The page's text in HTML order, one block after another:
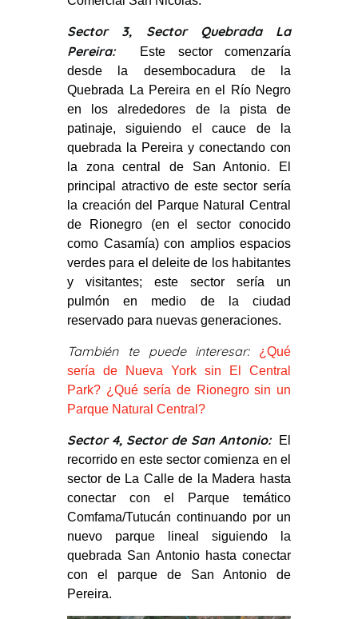
Sector 3, Sector Quebrada La
Pereira:
Este sector comenzaría
desde la desembocadura de la
Quebrada La Pereira en el Río Negro
en los alrededores de la pista de
patinaje, siguiendo el cauce de la
quebrada la Pereira y conectando con
la zona central de San Antonio. El
principal atractivo de este sector sería
la creación del Parque Natural Central
de Rionegro (en el sector conocido
como Casamía) con amplios espacios
verdes para el deleite de los habitantes
y visitantes; este sector sería un
pulmón en medio de la ciudad
reservado para nuevas generaciones.
También te puede interesar:
¿Qué
sería de Nueva York sin El Central
Park? ¿Qué sería de Rionegro sin un
Parque Natural Central?
Sector 4, Sector de San Antonio: El
recorrido en este sector comienza en el
sector de La Calle de la Madera hasta
conectar con el Parque temático
Comfama/Tutucán continuando por un
nuevo parque lineal siguiendo la
quebrada San Antonio hasta conectar
con el parque de San Antonio de
Pereira.